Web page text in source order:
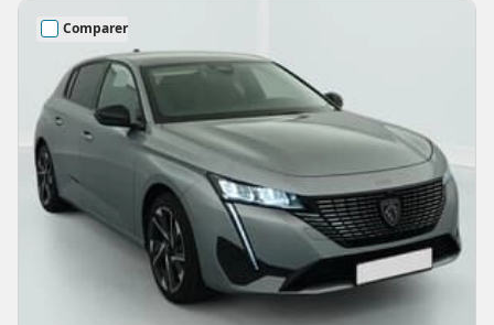
Comparer